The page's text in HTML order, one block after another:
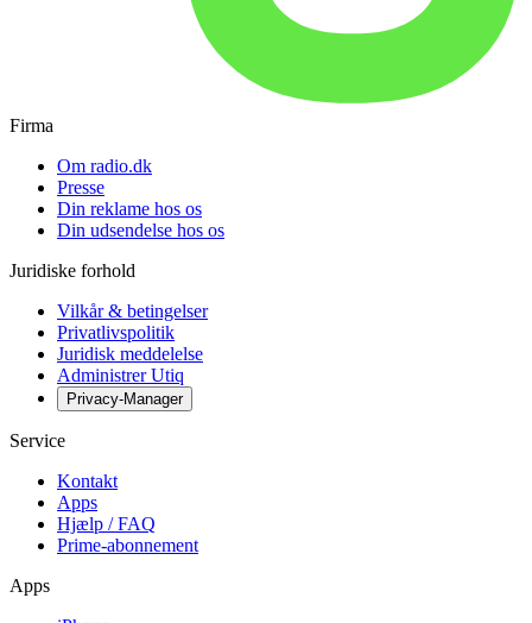
Firma
Om radio.dk
Presse
Din reklame hos os
Din udsendelse hos os
Juridiske forhold
Vilkår & betingelser
Privatlivspolitik
Juridisk meddelelse
Administrer Utiq
Privacy-Manager
Service
Kontakt
Apps
Hjælp / FAQ
Prime-abonnement
Apps